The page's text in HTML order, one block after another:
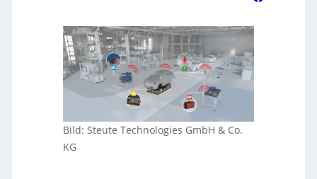
Bild: Steute Technologies GmbH & Co.
KG